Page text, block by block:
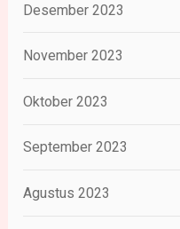
Desember 2023
November 2023
Oktober 2023
September 2023
Agustus 2023